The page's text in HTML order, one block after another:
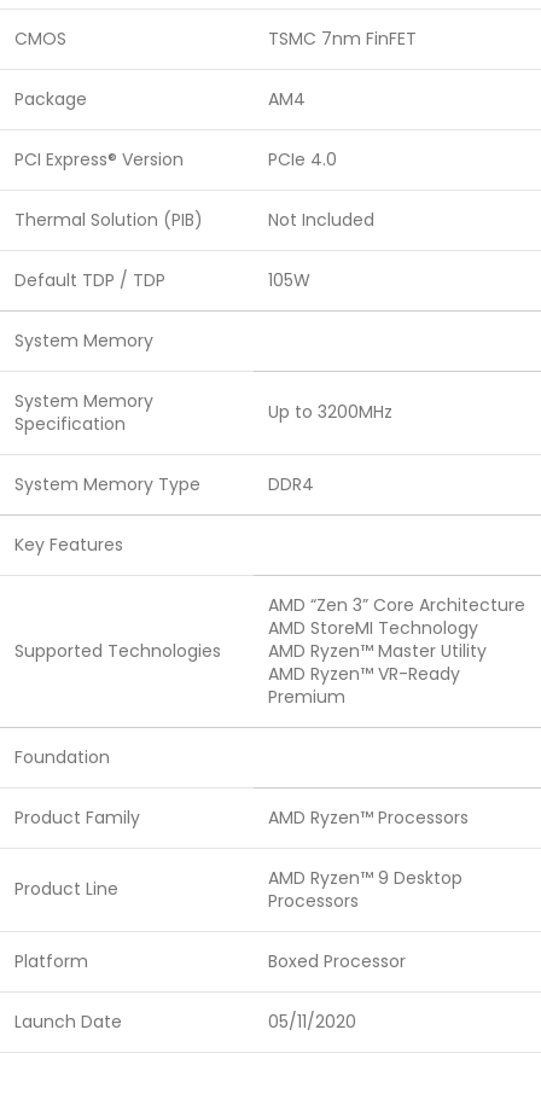
CMOS TSMC 7nm FinFET
Package AM4
PCI Express® Version PCIe 4.0
Thermal Solution (PIB) Not Included
Default TDP / TDP 105W
System Memory
System Memory
Specification
Up to 3200MHz
System Memory Type DDR4
Key Features
Supported Technologies
AMD “Zen 3” Core Architecture
AMD StoreMI Technology
AMD Ryzen™ Master Utility
AMD Ryzen™ VR-Ready
Premium
Foundation
Product Family AMD Ryzen™ Processors
Product Line
AMD Ryzen™ 9 Desktop
Processors
Platform Boxed Processor
Launch Date 05/11/2020